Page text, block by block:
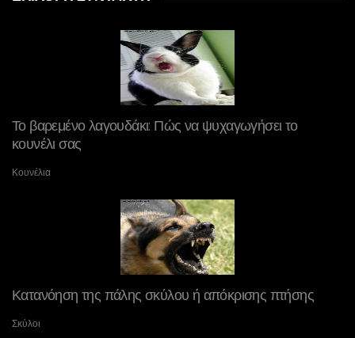
Το βαρεμένο λαγουδάκι: Πώς να ψυχαγωγήσει το
κουνέλι σας
Κουνέλια
Κατανόηση της πάλης σκύλου ή απόκρισης πτήσης
Σκύλοι